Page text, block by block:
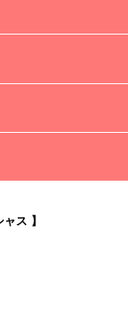
ス 】